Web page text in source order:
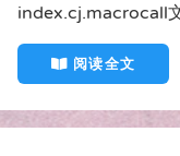
index.cj.macrocall
阅读全文